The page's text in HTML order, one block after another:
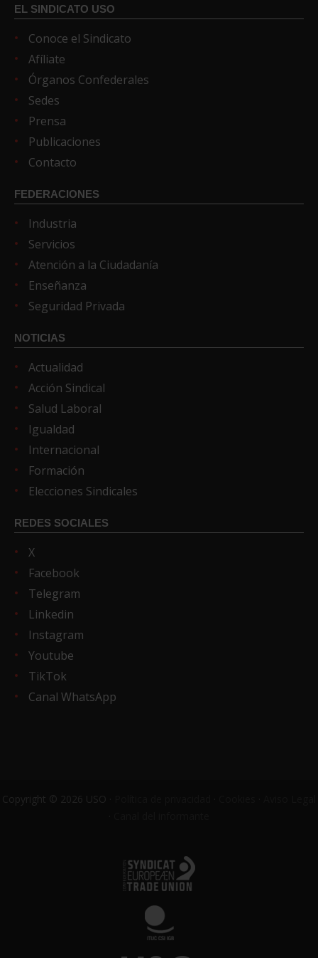
EL SINDICATO USO
Conoce el Sindicato
Afíliate
Órganos Confederales
Sedes
Prensa
Publicaciones
Contacto
FEDERACIONES
Industria
Servicios
Atención a la Ciudadanía
Enseñanza
Seguridad Privada
NOTICIAS
Actualidad
Acción Sindical
Salud Laboral
Igualdad
Internacional
Formación
Elecciones Sindicales
REDES SOCIALES
X
Facebook
Telegram
Linkedin
Instagram
Youtube
TikTok
Canal WhatsApp
Copyright © 2026 USO ·